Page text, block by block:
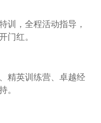
训，全程活动指导，
门红。
精英训练营、卓越经
。